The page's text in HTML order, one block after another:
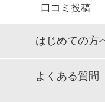
口コミ投稿
はじめての方
よくある質問